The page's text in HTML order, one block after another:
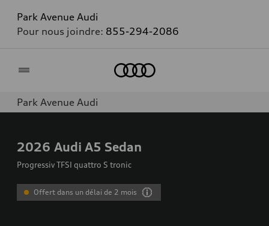
Park Avenue Audi
Pour nous joindre: 855-294-2086
Park Avenue Audi
2026 Audi A5 Sedan
Progressiv TFSI quattro S tronic
Offert dans un délai de 2 mois